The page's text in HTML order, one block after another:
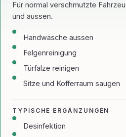
Für normal verschmutzte
und aussen.
Handwäsche aussen
Felgenreinigung
Türfalze reinigen
Sitze und Kofferraum saugen
TYPISCHE ERGÄNZUNGEN
Desinfektion